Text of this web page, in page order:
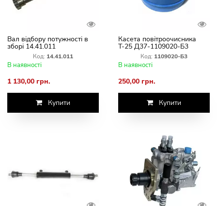
Вал відбору потужності в
зборі 14.41.011
Код: 14.41.011
В наявності
1 130,00 грн.
Купити
Касета повітроочисника
Т-25 Д37-1109020-Б3
Код: 1109020-Б3
В наявності
250,00 грн.
Купити